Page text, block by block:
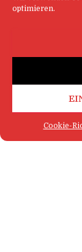
optimieren.
Cookie-